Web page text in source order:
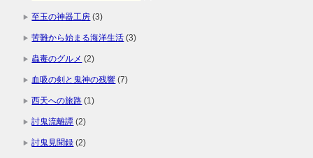
至玉の神器工房 (3)
苦難から始まる海洋生活 (3)
蟲毒のグルメ (2)
血吸の剣と鬼神の残響 (7)
西天への旅路 (1)
討鬼流離譚 (2)
討鬼見聞録 (2)